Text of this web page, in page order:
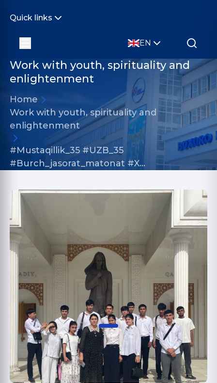
Quick links
EN
Work with youth, spirituality and
enlightenment
Home
Work with youth, spirituality and
enlightenment
#Mustaqillik_35 #UZB_35
#Burch_jasorat_matonat #X…